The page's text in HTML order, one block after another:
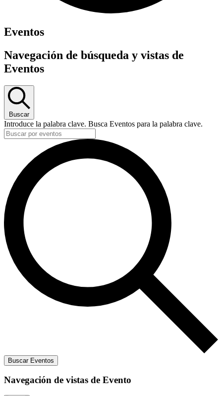
Eventos
Navegación de búsqueda y vistas de
Eventos
Buscar
Introduce la palabra clave. Busca Eventos para la palabra clave.
Buscar Eventos
Navegación de vistas de Evento